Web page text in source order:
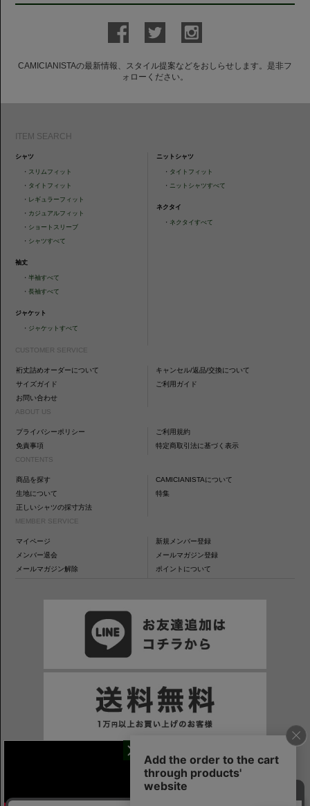
CAMICIANISTAの最新情報、スタイル提案などをおしらせします。是非フ
ォローください。
ITEM SEARCH
シャツ
・ スリムフィット
・ タイトフィット
・ レギュラーフィット
・ カジュアルフィット
・ ショートスリーブ
・ シャツすべて
袖丈
・半袖すべて
・長袖すべて
ジャケット
・ ジャケットすべて
ニットシャツ
・ タイトフィット
・ ニットシャツすべて
ネクタイ
・ ネクタイすべて
CUSTOMER SERVICE
裄丈詰めオーダーについて
キャンセル/返品/交換について
サイズガイド
ご利用ガイド
お問い合わせ
ABOUT US
プライバシーポリシー
ご利用規約
免責事項
特定商取引法に基づく表示
CONTENTS
商品を探す
CAMICIANISTAについて
生地について
特集
正しいシャツの採寸方法
MEMBER SERVICE
マイページ
新規メンバー登録
メンバー退会
メールマガジン登録
メールマガジン解除
ポイントについて